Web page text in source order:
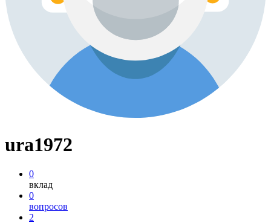
ura1972
0
вклад
0
вопросов
2